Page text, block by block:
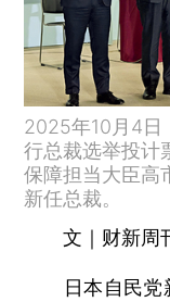
2025年10月4日
行总裁选举投计
保障担当大臣高
新任总裁。
文｜财新周
日本自民党新